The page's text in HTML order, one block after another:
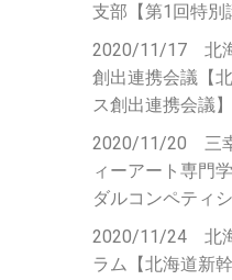
支部【第1回特別
2020/11/17 北
創出連携会議【
ス創出連携会議】
2020/11/20 三
ィーアート専門
ダルコンペティ
2020/11/24 北
ラム【北海道新